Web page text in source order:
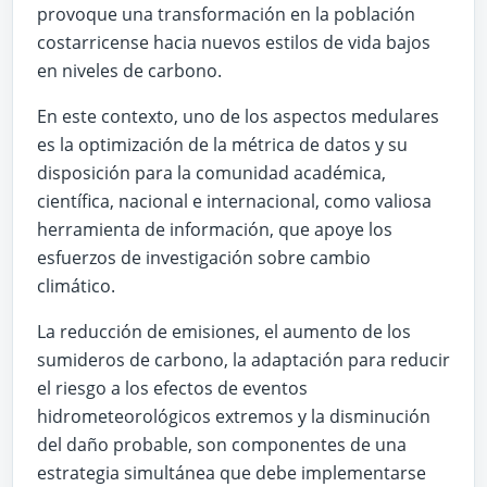
provoque una transformación en la población
costarricense hacia nuevos estilos de vida bajos
en niveles de carbono.
En este contexto, uno de los aspectos medulares
es la optimización de la métrica de datos y su
disposición para la comunidad académica,
científica, nacional e internacional, como valiosa
herramienta de información, que apoye los
esfuerzos de investigación sobre cambio
climático.
La reducción de emisiones, el aumento de los
sumideros de carbono, la adaptación para reducir
el riesgo a los efectos de eventos
hidrometeorológicos extremos y la disminución
del daño probable, son componentes de una
estrategia simultánea que debe implementarse